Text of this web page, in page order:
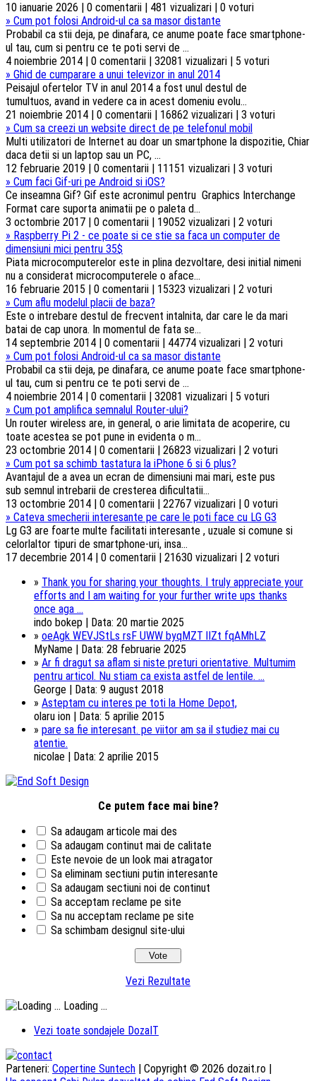
10 ianuarie 2026 | 0 comentarii | 481 vizualizari | 0 voturi
» Cum pot folosi Android-ul ca sa masor distante
Probabil ca stii deja, pe dinafara, ce anume poate face smartphone-
ul tau, cum si pentru ce te poti servi de ...
4 noiembrie 2014 | 0 comentarii | 32081 vizualizari | 5 voturi
» Ghid de cumparare a unui televizor in anul 2014
Peisajul ofertelor TV in anul 2014 a fost unul destul de
tumultuos, avand in vedere ca in acest domeniu evolu...
21 noiembrie 2014 | 0 comentarii | 16862 vizualizari | 3 voturi
» Cum sa creezi un website direct de pe telefonul mobil
Multi utilizatori de Internet au doar un smartphone la dispozitie, Chiar
daca detii si un laptop sau un PC, ...
12 februarie 2019 | 0 comentarii | 11151 vizualizari | 3 voturi
» Cum faci Gif-uri pe Android si iOS?
Ce inseamna Gif? Gif este acronimul pentru Graphics Interchange
Format care suporta animatii pe o paleta d...
3 octombrie 2017 | 0 comentarii | 19052 vizualizari | 2 voturi
» Raspberry Pi 2 - ce poate si ce stie sa faca un computer de
dimensiuni mici pentru 35$
Piata microcomputerelor este in plina dezvoltare, desi initial nimeni
nu a considerat microcomputerele o aface...
16 februarie 2015 | 0 comentarii | 15323 vizualizari | 2 voturi
» Cum aflu modelul placii de baza?
Este o intrebare destul de frecvent intalnita, dar care le da mari
batai de cap unora. In momentul de fata se...
14 septembrie 2014 | 0 comentarii | 44774 vizualizari | 2 voturi
» Cum pot folosi Android-ul ca sa masor distante
Probabil ca stii deja, pe dinafara, ce anume poate face smartphone-
ul tau, cum si pentru ce te poti servi de ...
4 noiembrie 2014 | 0 comentarii | 32081 vizualizari | 5 voturi
» Cum pot amplifica semnalul Router-ului?
Un router wireless are, in general, o arie limitata de acoperire, cu
toate acestea se pot pune in evidenta o m...
23 octombrie 2014 | 0 comentarii | 26823 vizualizari | 2 voturi
» Cum pot sa schimb tastatura la iPhone 6 si 6 plus?
Avantajul de a avea un ecran de dimensiuni mai mari, este pus
sub semnul intrebarii de cresterea dificultatii...
13 octombrie 2014 | 0 comentarii | 22767 vizualizari | 0 voturi
» Cateva smecherii interesante pe care le poti face cu LG G3
Lg G3 are foarte multe facilitati interesante , uzuale si comune si
celorlaltor tipuri de smartphone-uri, insa...
17 decembrie 2014 | 0 comentarii | 21630 vizualizari | 2 voturi
» Thank you for sharing your thoughts. I truly appreciate your
efforts and I am waiting for your further write ups thanks
once aga ...
indo bokep | Data: 20 martie 2025
» oeAgk WEVJStLs rsF UWW byqMZT lIZt fqAMhLZ
MyName | Data: 28 februarie 2025
» Ar fi dragut sa aflam si niste preturi orientative. Multumim
pentru articol. Nu stiam ca exista astfel de lentile. ...
George | Data: 9 august 2018
» Asteptam cu interes pe toti la Home Depot,
olaru ion | Data: 5 aprilie 2015
» pare sa fie interesant. pe viitor am sa il studiez mai cu
atentie.
nicolae | Data: 2 aprilie 2015
Ce putem face mai bine?
Sa adaugam articole mai des
Sa adaugam continut mai de calitate
Este nevoie de un look mai atragator
Sa eliminam sectiuni putin interesante
Sa adaugam sectiuni noi de continut
Sa acceptam reclame pe site
Sa nu acceptam reclame pe site
Sa schimbam designul site-ului
Vezi Rezultate
Loading ...
Vezi toate sondajele DozaIT
Parteneri: Copertine Suntech | Copyright © 2026 dozait.ro |